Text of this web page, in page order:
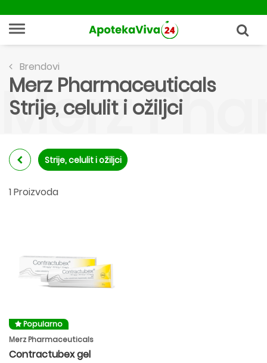
Brendovi
Merz Pharmaceuticals
Strije, celulit i ožiljci
Merz
Strije, celulit i ožiljci
1 Proizvoda
Popularno
Merz Pharmaceuticals
Contractubex gel